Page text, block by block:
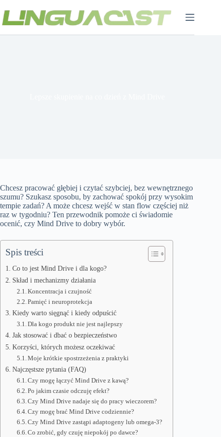
do
treści
Chcesz pracować głębiej i czytać szybciej, bez wewnętrznego
szumu? Szukasz sposobu, by zachować spokój przy wysokim
tempie zadań? A może chcesz wejść w stan flow częściej niż
raz w tygodniu? Ten przewodnik pomoże ci świadomie
ocenić, czy Mind Drive to dobry wybór.
Spis treści
Co to jest Mind Drive i dla kogo?
Skład i mechanizmy działania
Koncentracja i czujność
Pamięć i neuroprotekcja
Kiedy warto sięgnąć i kiedy odpuścić
Dla kogo produkt nie jest najlepszy
Jak stosować i dbać o bezpieczeństwo
Korzyści, których możesz oczekiwać
Moje krótkie spostrzeżenia z praktyki
Najczęstsze pytania (FAQ)
Czy mogę łączyć Mind Drive z kawą?
Po jakim czasie odczuję efekt?
Czy Mind Drive nadaje się do pracy wieczorem?
Czy mogę brać Mind Drive codziennie?
Czy Mind Drive zastąpi adaptogeny lub omega‑3?
Co zrobić, gdy czuję niepokój po dawce?